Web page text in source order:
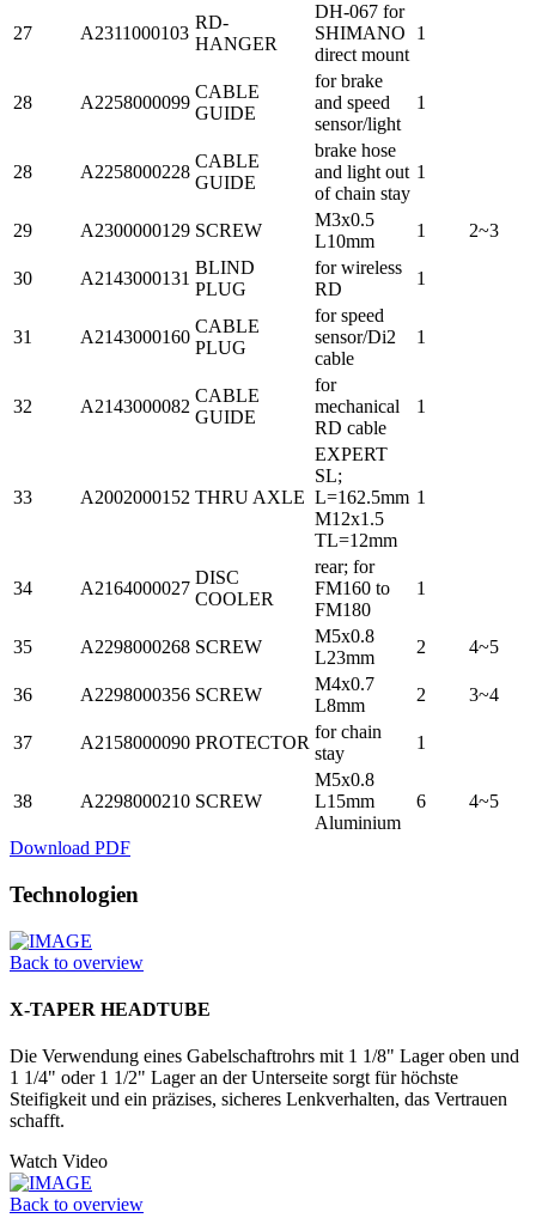
27 A2311000103
RD-
HANGER
DH-067 for
SHIMANO
direct mount
1
28 A2258000099
CABLE
GUIDE
for brake
and speed
sensor/light
1
28 A2258000228
CABLE
GUIDE
brake hose
and light out
of chain stay
1
29 A2300000129 SCREW
M3x0.5
L10mm
1 2~3
30 A2143000131
BLIND
PLUG
for wireless
RD
1
31 A2143000160
CABLE
PLUG
for speed
sensor/Di2
cable
1
32 A2143000082
CABLE
GUIDE
for
mechanical
RD cable
1
33 A2002000152 THRU AXLE
EXPERT
SL;
L=162.5mm
M12x1.5
TL=12mm
1
34 A2164000027
DISC
COOLER
rear; for
FM160 to
FM180
1
35 A2298000268 SCREW
M5x0.8
L23mm
2 4~5
36 A2298000356 SCREW
M4x0.7
L8mm
2 3~4
37 A2158000090 PROTECTOR
for chain
stay
1
38 A2298000210 SCREW
M5x0.8
L15mm
Aluminium
6 4~5
Download PDF
Technologien
Back to overview
X-TAPER HEADTUBE
Die Verwendung eines Gabelschaftrohrs mit 1 1/8" Lager oben und
1 1/4" oder 1 1/2" Lager an der Unter­seite sorgt für höchste
Steifigkeit und ein präzises, sicheres Lenkverhalten, das Vertrauen
schafft.
Watch Video
Back to overview